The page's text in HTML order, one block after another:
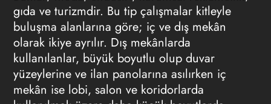
gıda ve turizmdir. Bu tip çalışmalar kitleyle
buluşma alanlarına göre; iç ve dış mekân
olarak ikiye ayrılır. Dış mekânlarda
kullanılanlar, büyük boyutlu olup duvar
yüzeylerine ve ilan panolarına asılırken iç
mekân ise lobi, salon ve koridorlarda